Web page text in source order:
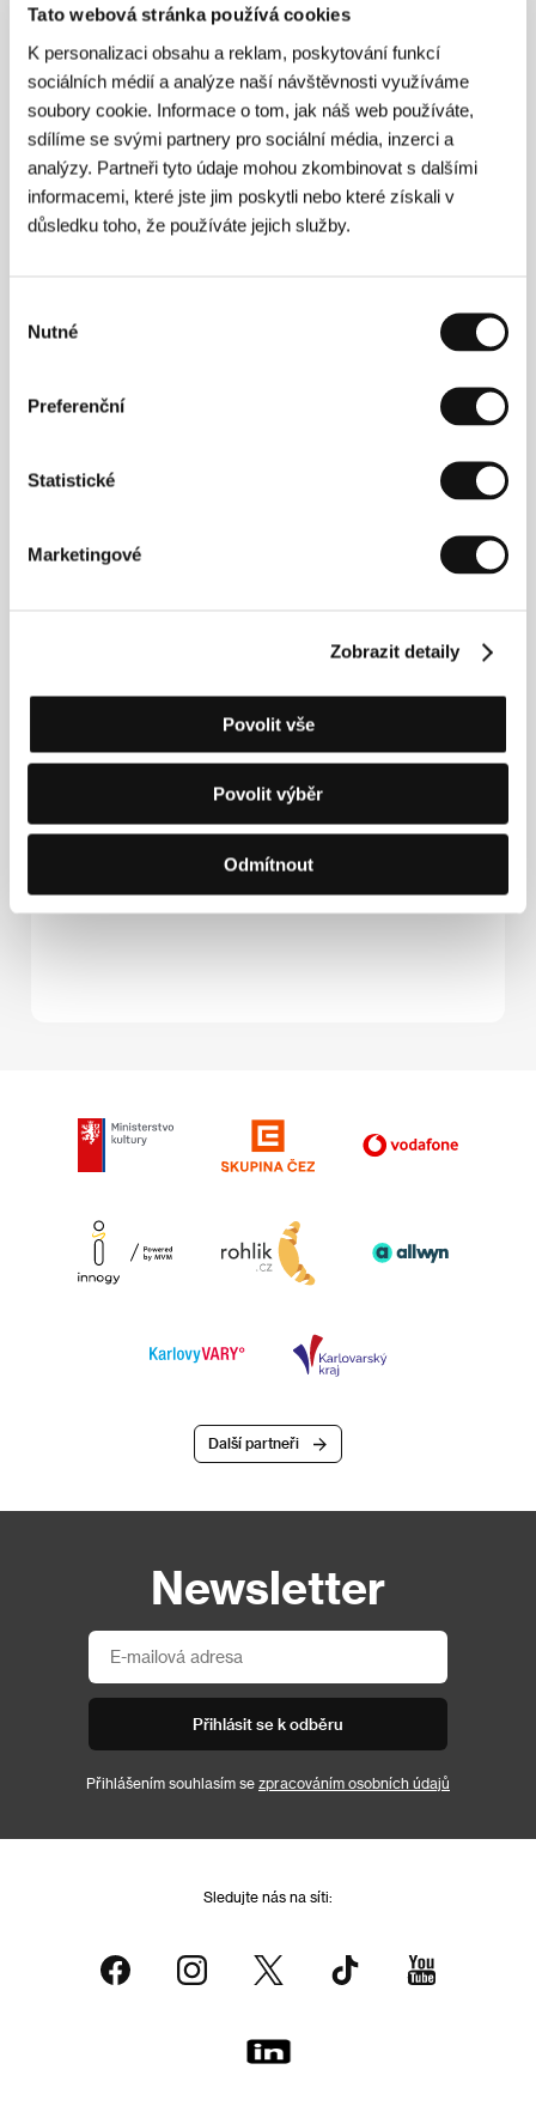
Tato webová stránka používá cookies
K personalizaci obsahu a reklam, poskytování funkcí
sociálních médií a analýze naší návštěvnosti využíváme
soubory cookie. Informace o tom, jak náš web používáte,
sdílíme se svými partnery pro sociální média, inzerci a
analýzy. Partneři tyto údaje mohou zkombinovat s dalšími
informacemi, které jste jim poskytli nebo které získali v
důsledku toho, že používáte jejich služby.
souhlasu
Nutné
Preferenční
Statistické
Marketingové
Zobrazit detaily
Povolit vše
Povolit výběr
Odmítnout
Sekce:Future Frames: Generation NEXT
Úterý 7. 7. / 15:00 Malý sál 523
Film bude uveden s následujícími filmy:Země lehká,Už
ani pes neštěkne
Zlodějíčci
(Petty Thieves / Sitni lopovi)
Pondělí 6. 7. / 12:00 4C2
Středa 8. 7. / 11:30 652
2025, 114 min
Středa 8. 7. / 17:00 Velký sál 616
Lázně III
Sobota 11. 7. / 10:30 Kongresový sál 932
Další partneři
Newsletter
Přihlásit se k odběru
Přihlášením souhlasím se zpracováním osobních údajů
Sledujte nás na síti: